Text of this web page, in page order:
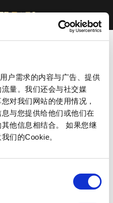
户需求的内容与广告、提供
量。我们还会与社交媒
对我们网站的使用情况，
与您提供给他们或他们在
他信息相结合。 如果您继
们的Cookie。